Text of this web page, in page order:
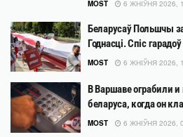
MOST 6 ЖНІЎНЯ 2026,
Беларусаў Польшчы
Годнасці. Спіс гарадоў
MOST 6 ЖНІЎНЯ 2026,
В Варшаве ограбили
беларуса, когда он
MOST 6 ЖНІЎНЯ 2026,